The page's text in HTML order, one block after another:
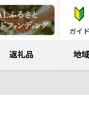
ガイド
返礼品 地域